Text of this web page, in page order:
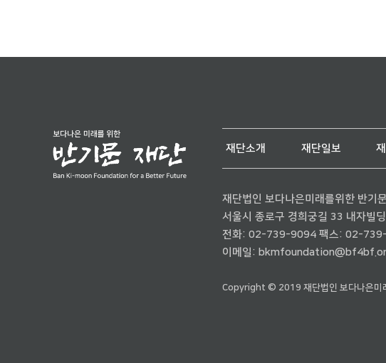
재단소개 재단일보
재단법인 보다나은미래를위한 반기
서울시 종로구 경희궁길 33 내자빌
전화: 02-739-9094 팩스: 02-
이메일:
Copyright © 2019 재단법인 보다나은미